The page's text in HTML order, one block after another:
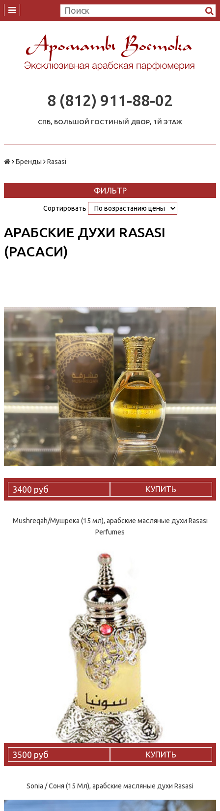
8 (812) 911-88-02
СПБ, БОЛЬШОЙ ГОСТИНЫЙ ДВОР, 1Й ЭТАЖ
Бренды Rasasi
ФИЛЬТР
Сортировать
АРАБСКИЕ ДУХИ RASASI
(РАСАСИ)
3400 руб КУПИТЬ
Mushreqah/Мушрека (15 мл), арабские масляные духи Rasasi
Perfumes
3500 руб КУПИТЬ
Sonia / Соня (15 Мл), арабские масляные духи Rasasi